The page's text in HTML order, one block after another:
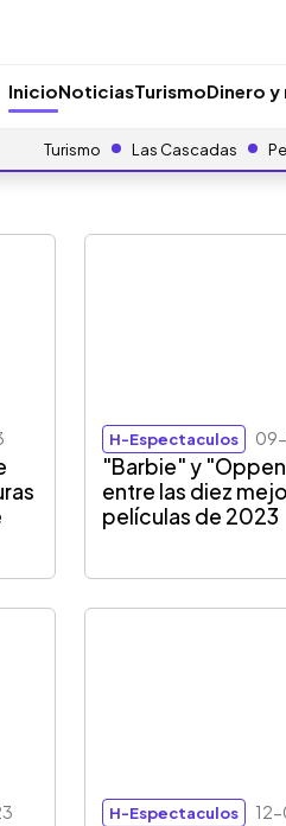
InicioNoticiasTurismoDinero
Turismo Las Cascadas
H-Espectaculos
"Barbie" y
entre las diez
películas de 2023
H-Espectaculos